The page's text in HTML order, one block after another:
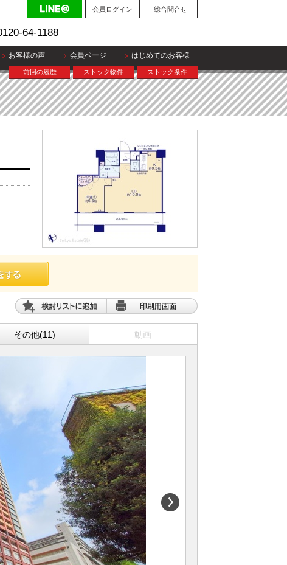
64-1188
会員ログイン 総合問合せ
お客様の声 会員ページ はじめてのお客様
前回の履歴 ストック物件 ストック条件
その他(11) 動画